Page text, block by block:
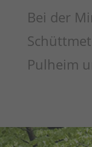
Bei der
Pulheim